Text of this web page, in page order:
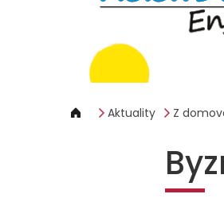
Aktuality Z